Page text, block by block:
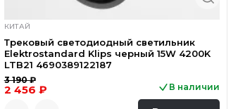
КИТАЙ
Трековый светодиодный светильник
Elektrostandard Klips черный 15W 4200K
LTB21 4690389122187
3 190 ₽
2 456 ₽ В наличии